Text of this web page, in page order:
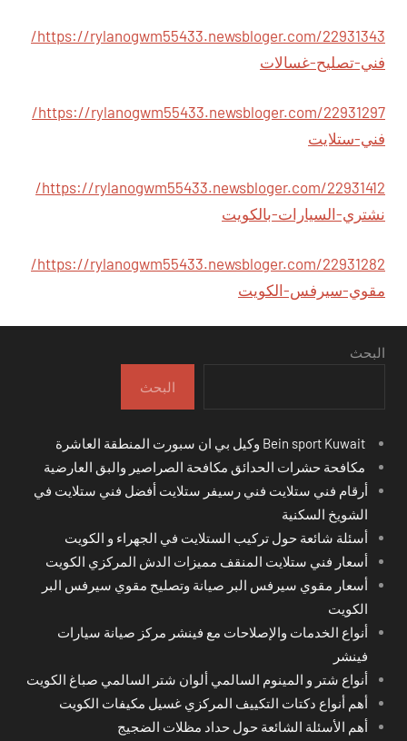
https://rylanogwm55433.newsbloger.com/22931343/
فني-تصليح-غسالات
https://rylanogwm55433.newsbloger.com/22931297/
فني-ستلايت
https://rylanogwm55433.newsbloger.com/22931412/
نشتري-السيارات-بالكويت
https://rylanogwm55433.newsbloger.com/22931282/
مقوي-سيرفس-الكويت
البحث
البحث
مكافحة حشرات الحدائق مكافحة الصراصير والبق العارضية
أرقام فني ستلايت فني رسيفر ستلايت أفضل فني ستلايت في
الشويخ السكنية
أسئلة شائعة حول تركيب الستلايت في الجهراء و الكويت
أسعار فني ستلايت المنقف مميزات الدش المركزي الكويت
أسعار مقوي سيرفس البر صيانة وتصليح مقوي سيرفس البر
الكويت
أنواع الخدمات والإصلاحات مع فينشر مركز صيانة سيارات
فينشر
أنواع شتر و المينوم السالمي ألوان شتر السالمي صباغ الكويت
أهم أنواع دكتات التكييف المركزي غسيل مكيفات الكويت
أهم الأسئلة الشائعة حول حداد مظلات الضجيج